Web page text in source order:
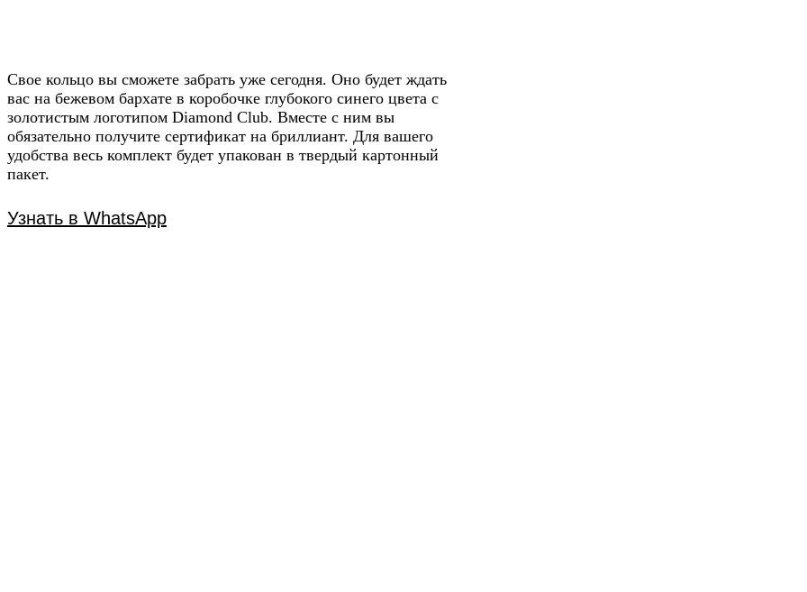
от цены на сайте
Узнавайте условия у наших менеджеров в WhatsApp
Узнать в WhatsApp
Свое кольцо вы сможете забрать уже сегодня. Оно будет ждать
вас на бежевом бархате в коробочке глубокого синего цвета с
золотистым логотипом Diamond Club. Вместе с ним вы
обязательно получите сертификат на бриллиант. Для вашего
удобства весь комплект будет упакован в твердый картонный
пакет.